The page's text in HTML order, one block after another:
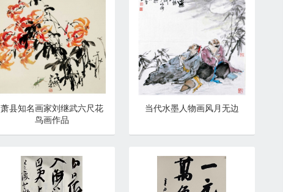
萧县知名画家刘继武六尺花
鸟画作品
当代水墨人物画风月无边